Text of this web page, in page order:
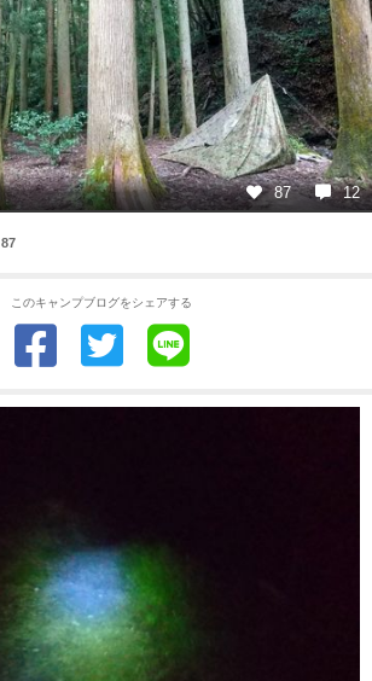
87 12
87
このキャンプブログをシェアする